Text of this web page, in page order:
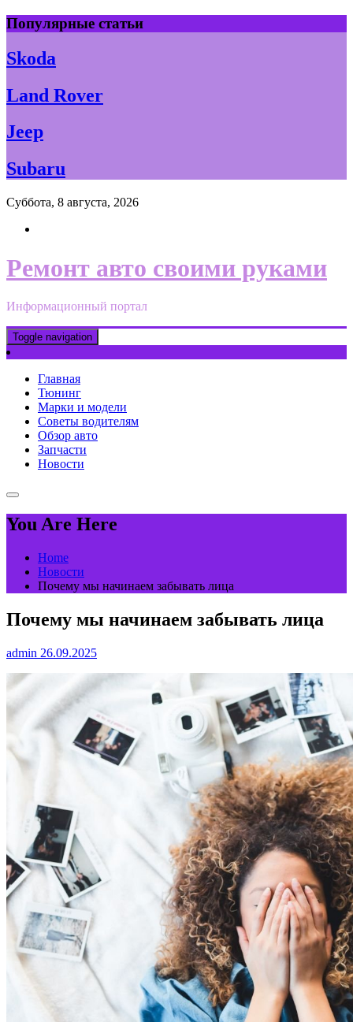
Skip
to
content
Популярные статьи
Skoda
Land Rover
Jeep
Subaru
Суббота, 8 августа, 2026
Ремонт авто своими руками
Информационный портал
Toggle navigation
Главная
Тюнинг
Марки и модели
Советы водителям
Обзор авто
Запчасти
Новости
You Are Here
Home
Новости
Почему мы начинаем забывать лица
Почему мы начинаем забывать лица
admin 26.09.2025